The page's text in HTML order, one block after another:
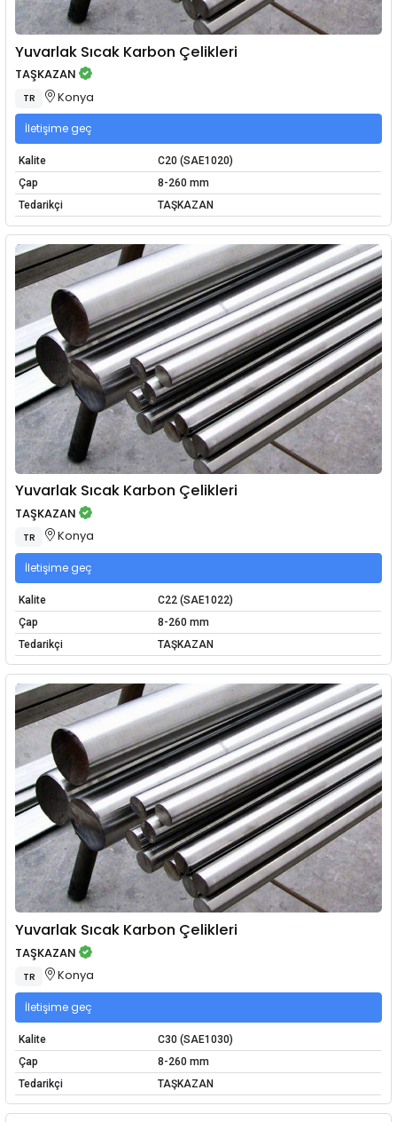
Yuvarlak Sıcak Karbon Çelikleri
TAŞKAZAN
TR Konya
İletişime geç
Kalite
C20 (SAE1020)
Çap
8-260 mm
Tedarikçi
TAŞKAZAN
Yuvarlak Sıcak Karbon Çelikleri
TAŞKAZAN
TR Konya
İletişime geç
Kalite
C22 (SAE1022)
Çap
8-260 mm
Tedarikçi
TAŞKAZAN
Yuvarlak Sıcak Karbon Çelikleri
TAŞKAZAN
TR Konya
İletişime geç
Kalite
C30 (SAE1030)
Çap
8-260 mm
Tedarikçi
TAŞKAZAN